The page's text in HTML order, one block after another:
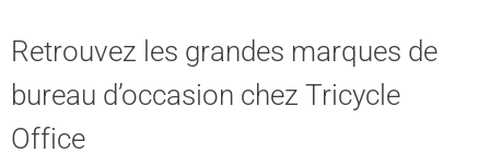
Retrouvez les grandes marques de
bureau d’occasion chez Tricycle
Office